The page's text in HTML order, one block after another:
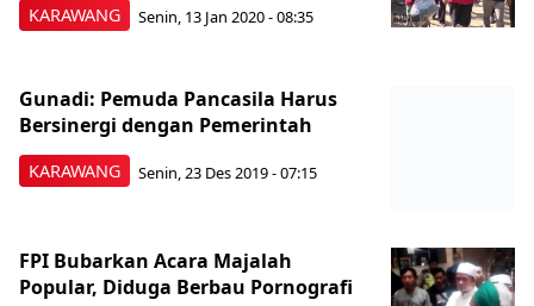
KARAWANG Senin, 13 Jan 2020 - 08:35
KARAWANG
Gunadi: Pemuda Pancasila Harus
Bersinergi dengan Pemerintah
Senin, 23 Des 2019 - 07:15
FPI Bubarkan Acara Majalah
Popular, Diduga Berbau Pornografi